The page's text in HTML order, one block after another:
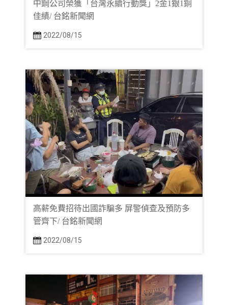
中鋼公司榮獲「台灣永續行動獎」2金1銀1銅
佳績/ 台銘新聞網
2022/08/15
高薪免費招待出國詐騙多 屏警偵查及預防多
管齊下/ 台銘新聞網
2022/08/15